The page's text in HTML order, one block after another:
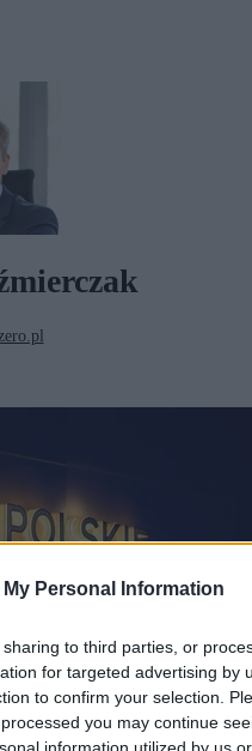
Personal Information
to third parties, or
for targeted advertising by
to confirm your selection.
you may continue
information utilized by us or